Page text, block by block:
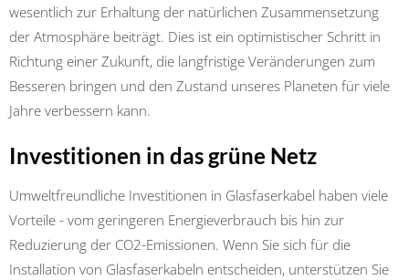
wesentlich zur Erhaltung der natürlichen Zusammensetzung
der Atmosphäre beiträgt. Dies ist ein optimistischer Schritt in
Richtung einer Zukunft, die langfristige Veränderungen zum
Besseren bringen und den Zustand unseres Planeten für viele
Jahre verbessern kann.
Investitionen in das grüne Netz
Umweltfreundliche Investitionen in Glasfaserkabel haben viele
Vorteile - vom geringeren Energieverbrauch bis hin zur
Reduzierung der CO2-Emissionen. Wenn Sie sich für die
Installation von Glasfaserkabeln entscheiden, unterstützen Sie